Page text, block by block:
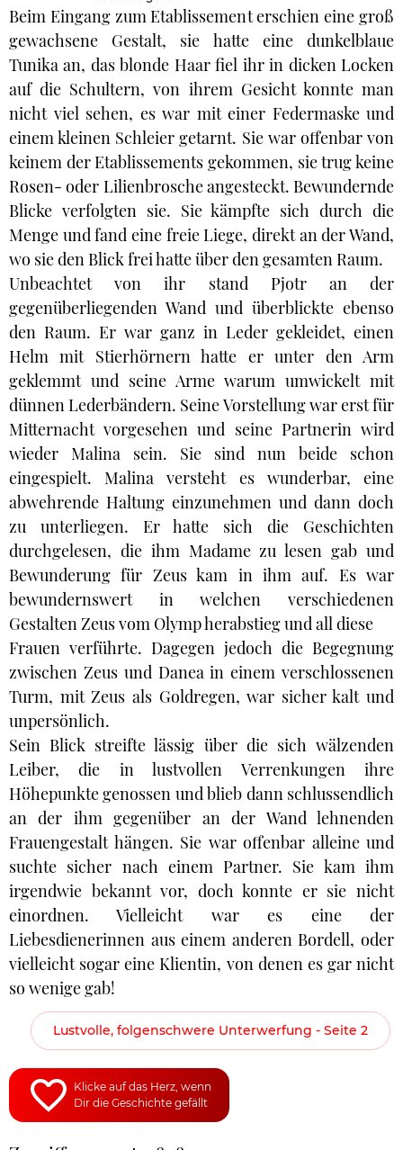
Beim Eingang zum Etablissement erschien eine groß
gewachsene Gestalt, sie hatte eine dunkelblaue
Tunika an, das blonde Haar fiel ihr in dicken Locken
auf die Schultern, von ihrem Gesicht konnte man
nicht viel sehen, es war mit einer Federmaske und
einem kleinen Schleier getarnt. Sie war offenbar von
keinem der Etablissements gekommen, sie trug keine
Rosen- oder Lilienbrosche angesteckt. Bewundernde
Blicke verfolgten sie. Sie kämpfte sich durch die
Menge und fand eine freie Liege, direkt an der Wand,
wo sie den Blick frei hatte über den gesamten Raum.
Unbeachtet von ihr stand Pjotr an der
gegenüberliegenden Wand und überblickte ebenso
den Raum. Er war ganz in Leder gekleidet, einen
Helm mit Stierhörnern hatte er unter den Arm
geklemmt und seine Arme warum umwickelt mit
dünnen Lederbändern. Seine Vorstellung war erst für
Mitternacht vorgesehen und seine Partnerin wird
wieder Malina sein. Sie sind nun beide schon
eingespielt. Malina versteht es wunderbar, eine
abwehrende Haltung einzunehmen und dann doch
zu unterliegen. Er hatte sich die Geschichten
durchgelesen, die ihm Madame zu lesen gab und
Bewunderung für Zeus kam in ihm auf. Es war
bewundernswert in welchen verschiedenen
Gestalten Zeus vom Olymp herabstieg und all diese
Frauen verführte. Dagegen jedoch die Begegnung
zwischen Zeus und Danea in einem verschlossenen
Turm, mit Zeus als Goldregen, war sicher kalt und
unpersönlich.
Sein Blick streifte lässig über die sich wälzenden
Leiber, die in lustvollen Verrenkungen ihre
Höhepunkte genossen und blieb dann schlussendlich
an der ihm gegenüber an der Wand lehnenden
Frauengestalt hängen. Sie war offenbar alleine und
suchte sicher nach einem Partner. Sie kam ihm
irgendwie bekannt vor, doch konnte er sie nicht
einordnen. Vielleicht war es eine der
Liebesdienerinnen aus einem anderen Bordell, oder
vielleicht sogar eine Klientin, von denen es gar nicht
so wenige gab!
Lustvolle, folgenschwere Unterwerfung - Seite 2
Klicke auf das Herz, wenn
Dir die Geschichte gefällt